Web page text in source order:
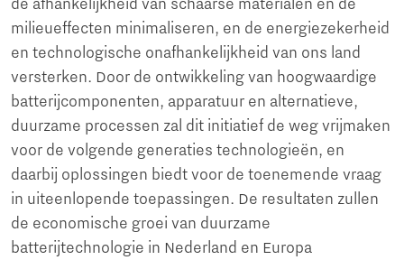
de afhankelijkheid van schaarse materialen en de
milieueffecten minimaliseren, en de energiezekerheid
en technologische onafhankelijkheid van ons land
versterken. Door de ontwikkeling van hoogwaardige
batterijcomponenten, apparatuur en alternatieve,
duurzame processen zal dit initiatief de weg vrijmaken
voor de volgende generaties technologieën, en
daarbij oplossingen biedt voor de toenemende vraag
in uiteenlopende toepassingen. De resultaten zullen
de economische groei van duurzame
batterijtechnologie in Nederland en Europa